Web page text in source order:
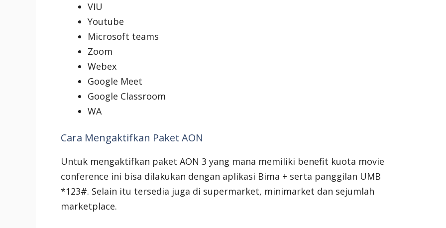
VIU
Youtube
Microsoft teams
Zoom
Webex
Google Meet
Google Classroom
WA
Cara Mengaktifkan Paket AON
Untuk mengaktifkan paket AON 3 yang mana memiliki benefit kuota movie
conference ini bisa dilakukan dengan aplikasi Bima + serta panggilan UMB
*123#. Selain itu tersedia juga di supermarket, minimarket dan sejumlah
marketplace.